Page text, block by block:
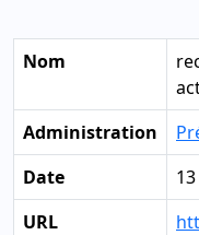
Nom
Administration
Date
URL